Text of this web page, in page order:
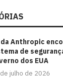
Anthropic
de
dos EUA
julho de 2026